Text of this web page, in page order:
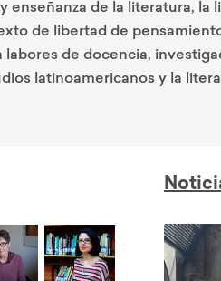
enseñanza de la literatura, la
de libertad de
labores de docencia,
latinoamericanos y la